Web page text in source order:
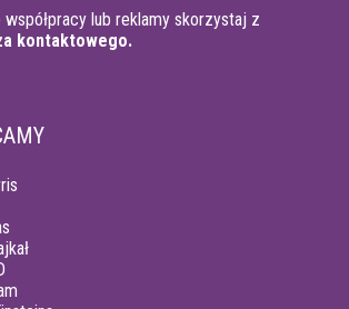
współpracy lub reklamy skorzystaj z
kontaktowego.